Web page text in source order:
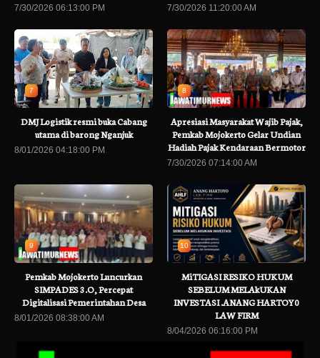
7/30/2026 06:13:00 PM 7/30/2026 11:20:00 AM
7
DMJ Logistik resmi buka Cabang
utama di barong Nganjuk
8/01/2026 04:18:00 PM
8
Apresiasi Masyarakat Wajib Pajak,
Pemkab Mojokerto Gelar Undian
Hadiah Pajak Kendaraan Bermotor
7/30/2026 07:14:00 AM
9
Pemkab Mojokerto Luncurkan
SIMPADES 3.O, Percepat
Digitalisasi Pemerintahan Desa
8/01/2026 08:38:00 AM
10
MiTIGASI RESIKO HUKUM
SEBELUM MELAkUKAN
INVESTASI .ANANG HARTOY0
LAW FIRM
8/04/2026 06:16:00 PM